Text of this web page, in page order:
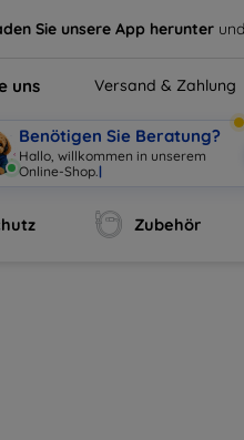
Sie unsere App herunter
uns Versand & Zahlung
Benötigen Sie Beratung?
Hallo, willkommen in unserem
Onli|
Zubehör